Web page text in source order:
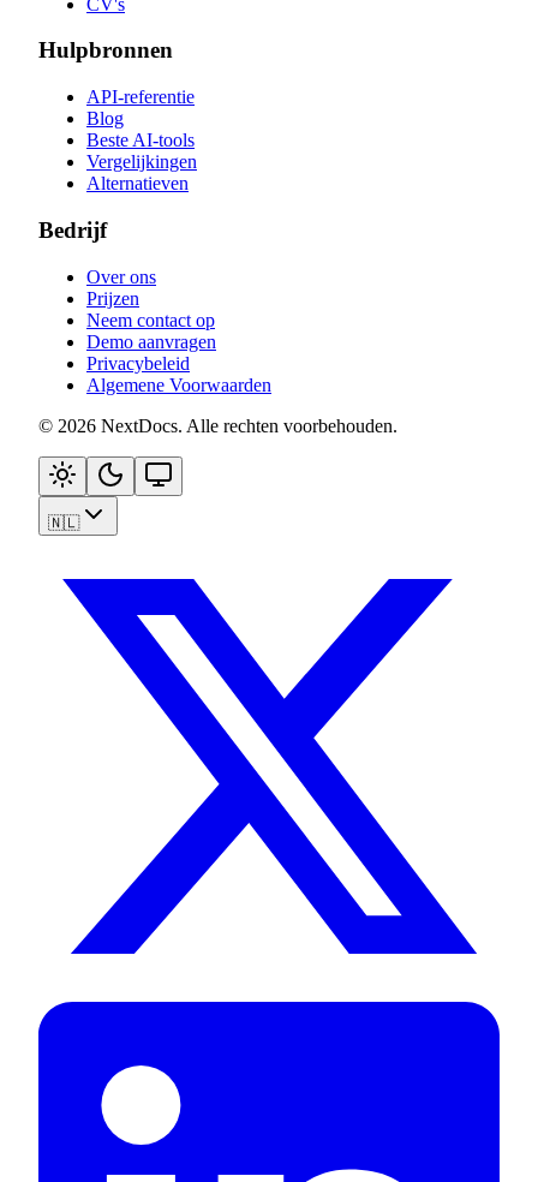
Hulpbronnen
API-referentie
Blog
Beste AI-tools
Vergelijkingen
Alternatieven
Bedrijf
Over ons
Prijzen
Neem contact op
Demo aanvragen
Privacybeleid
Algemene Voorwaarden
© 2026 NextDocs. Alle rechten voorbehouden.
🇳🇱